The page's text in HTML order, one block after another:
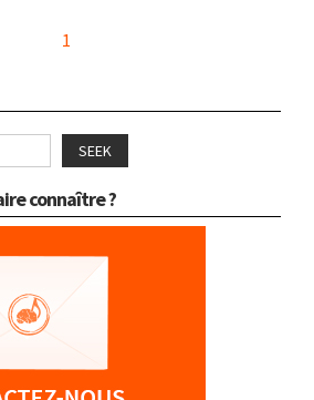
1
SEEK
connaître ?